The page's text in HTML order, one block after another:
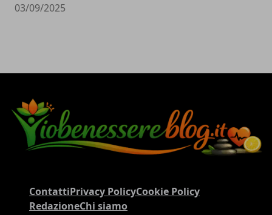
03/09/2025
ContattiPrivacy PolicyCookie Policy
RedazioneChi siamo